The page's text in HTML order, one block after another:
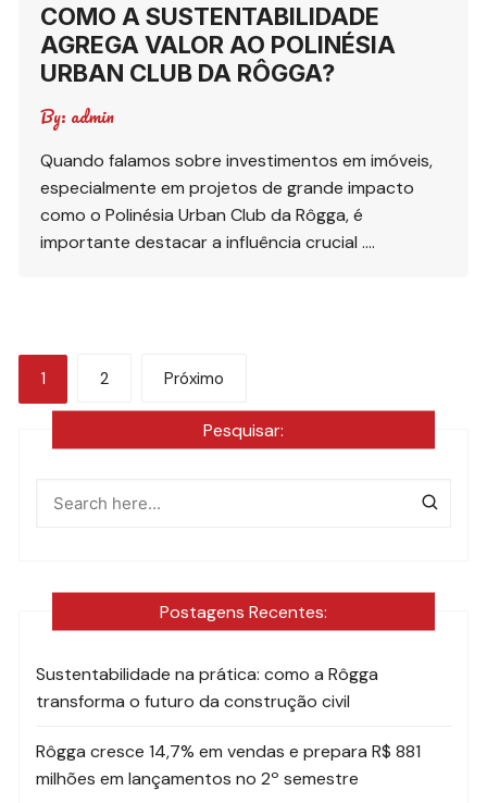
COMO A SUSTENTABILIDADE
AGREGA VALOR AO POLINÉSIA
URBAN CLUB DA RÔGGA?
By: admin
Quando falamos sobre investimentos em imóveis,
especialmente em projetos de grande impacto
como o Polinésia Urban Club da Rôgga, é
importante destacar a influência crucial ….
Paginação
de
1 2 Próximo
Pesquisar:
Postagens Recentes:
Sustentabilidade na prática: como a Rôgga
transforma o futuro da construção civil
Rôgga cresce 14,7% em vendas e prepara R$ 881
milhões em lançamentos no 2º semestre